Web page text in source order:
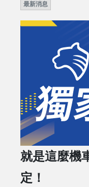
最新消息
就是這麼機
定！